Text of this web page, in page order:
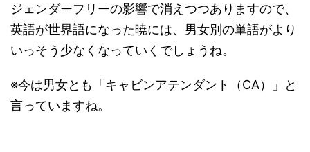
ジェンダーフリーの影響で消えつつありますので、
英語が世界語になった暁には、男女別の単語がより
いっそう少なくなっていくでしょうね。
※今は男女とも「キャビンアテンダント（CA）」と
言っていますね。